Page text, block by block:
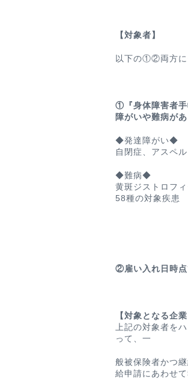
【対象者】
以下の①②両方に
①『身体障害者手
障がいや難病が
◆発達障がい◆
自閉症、アスペ
◆難病◆
黄斑ジストロフ
58種の対象疾患
②雇い入れ日時点
【対象となる企業
上記の対象者を
って、一
般被保険者かつ
給申請にあわせ